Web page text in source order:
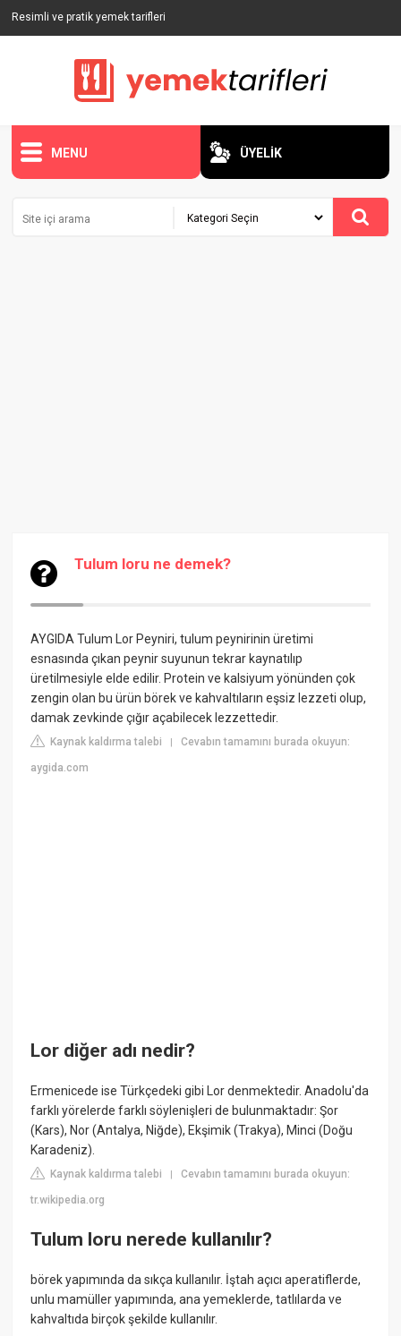
Resimli ve pratik yemek tarifleri
MENU ÜYELİK
Tulum loru ne demek?
AYGIDA Tulum Lor Peyniri, tulum peynirinin üretimi
esnasında çıkan peynir suyunun tekrar kaynatılıp
üretilmesiyle elde edilir. Protein ve kalsiyum yönünden çok
zengin olan bu ürün börek ve kahvaltıların eşsiz lezzeti olup,
damak zevkinde çığır açabilecek lezzettedir.
Kaynak kaldırma talebi |Cevabın tamamını burada okuyun:
aygida.com
Lor diğer adı nedir?
Ermenicede ise Türkçedeki gibi Lor denmektedir. Anadolu'da
farklı yörelerde farklı söylenişleri de bulunmaktadır: Şor
(Kars), Nor (Antalya, Niğde), Ekşimik (Trakya), Minci (Doğu
Karadeniz).
Kaynak kaldırma talebi |Cevabın tamamını burada okuyun:
tr.wikipedia.org
Tulum loru nerede kullanılır?
börek yapımında da sıkça kullanılır. İştah açıcı aperatiflerde,
unlu mamüller yapımında, ana yemeklerde, tatlılarda ve
kahvaltıda birçok şekilde kullanılır.